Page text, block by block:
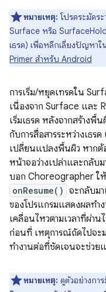
หมายเหตุ: โปรดระมัดร
Surface หรือ
เธรด) เพื่อหลีกเลี่ยงปัญหา
Primer สำหรับ Android
การเริ่ม/หยุดเทรดใน
เนื่องจาก Surface และ
เริ่มเธรด หลังจากสร้างพื้
กับการสื่อสารระหว่างเธร
เปลี่ยนแปลงพื้นผิว หากต้
หน้าจอว่างเปล่าและกลับ
บอก Choreographer ให้
onResume() จะกลับมา
ของโปรแกรมแสดงผลทำ
เคลื่อนไหวตามเวลาที่ผ่า
ก่อนที่ เหตุการณ์ถัดไปจะม
ทำงานต่อที่ชัดเจนจะช่ว
หมายเหตุ: ดูตัวอย่างกา